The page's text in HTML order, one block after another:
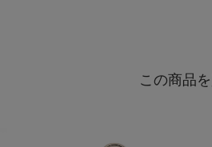
この商品